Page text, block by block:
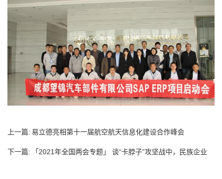
上一篇: 易立德亮相第十一届航空航天信息化建设合作峰会
下一篇:
「2021年全国两会专题」 谈“卡脖子”攻坚战中，民族企业